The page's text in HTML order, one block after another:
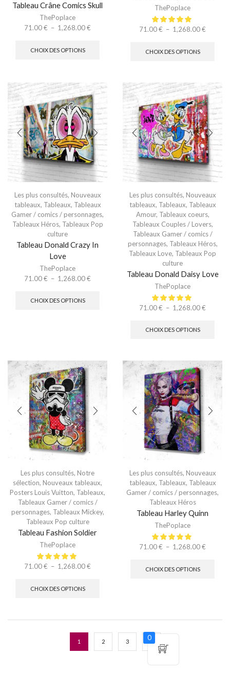
Tableau Crâne Comics Skull
ThePoplace
71.00€ – 1,268.00€
CHOIX DES OPTIONS
ThePoplace
71.00€ – 1,268.00€
CHOIX DES OPTIONS
Les plus consultés, Nouveaux
tableaux, Tableaux, Tableaux
Gamer / comics / personnages,
Tableaux Héros, Tableaux Pop
culture
Tableau Donald Crazy In
Love
ThePoplace
71.00€ – 1,268.00€
CHOIX DES OPTIONS
Les plus consultés, Nouveaux
tableaux, Tableaux, Tableaux
Amour, Tableaux coeurs,
Tableaux Couples / Lovers,
Tableaux Gamer / comics /
personnages, Tableaux Héros,
Tableaux Love, Tableaux Pop
culture
Tableau Donald Daisy Love
ThePoplace
71.00€ – 1,268.00€
CHOIX DES OPTIONS
Les plus consultés, Notre
sélection, Nouveaux tableaux,
Posters Louis Vuitton, Tableaux,
Tableaux Gamer / comics /
personnages, Tableaux Mickey,
Tableaux Pop culture
Tableau Fashion Soldier
ThePoplace
71.00€ – 1,268.00€
CHOIX DES OPTIONS
Les plus consultés, Nouveaux
tableaux, Tableaux, Tableaux
Gamer / comics / personnages,
Tableaux Héros
Tableau Harley Quinn
ThePoplace
71.00€ – 1,268.00€
CHOIX DES OPTIONS
1 2 3 0